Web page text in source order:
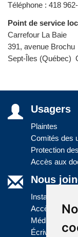
Téléphone : 418
Point de service
Carrefour La Baie
391, avenue Brochu
Sept-Îles (Québec)
Usagers
Plaintes
Comités des
Protection
Accès aux
Nous
Installations
Accès à
Médias
Écrivez-nous